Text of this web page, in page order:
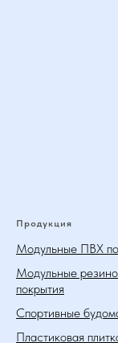
Продукция
Модульные ПВХ
Модульные
покрытия
Спортивные
Пластиковая